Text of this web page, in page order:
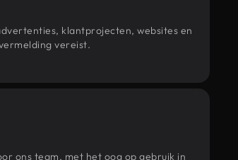
klantprojecten, websites en
vereist.
ons team, met het oog op gebruik in